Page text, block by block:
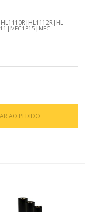
AO PEDIDO